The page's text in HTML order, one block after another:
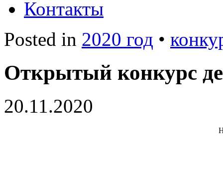
Контакты
Posted in 2020 год •
Открытый конкурс
20.11.2020